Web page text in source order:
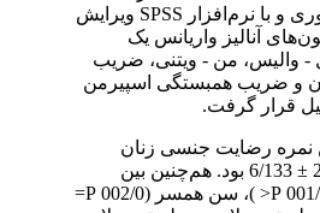
پرسشنامه جمع‌آوری و با نرم‌افزار SPSS ویرایش
آنالیز واریانس یک
والیس، من - ویتنی، ضریب
و ضریب همبستگی اسپیرمن
قرار گرفت.
رضایت جنسی زنان
نخست‌حامله 2/11 ± 6/133 بود. هم‌چنین بین
متغیرهای سن (001/0 P< )، سن همسر (002/0 P=